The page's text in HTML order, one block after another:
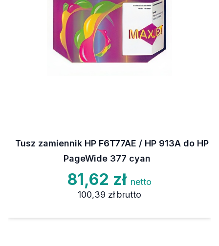
Tusz zamiennik HP F6T77AE / HP 913A do HP
PageWide 377 cyan
81,62 zł netto
100,39 zł brutto